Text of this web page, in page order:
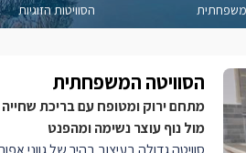
הסוויטות הזוגיות
הסוויטה המשפחתית
מתחם ירוק ומטופח עם בריכת
מול נוף עוצר נשימה ומהפנט